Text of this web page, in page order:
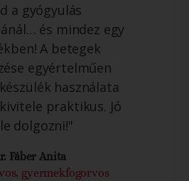
a gyógyulás
és mindez egy
A betegek
egyértelműen
használata
praktikus. Jó
dolgozni!"
Fáber Anita
gyermekfogorvos